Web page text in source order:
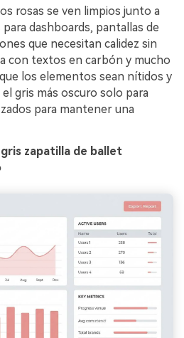
rosas se ven limpios junto a
dashboards, pantallas de
que necesitan calidez sin
con textos en carbón y mucho
los elementos sean nítidos y
el gris más oscuro solo para
para mantener una
zapatilla de ballet